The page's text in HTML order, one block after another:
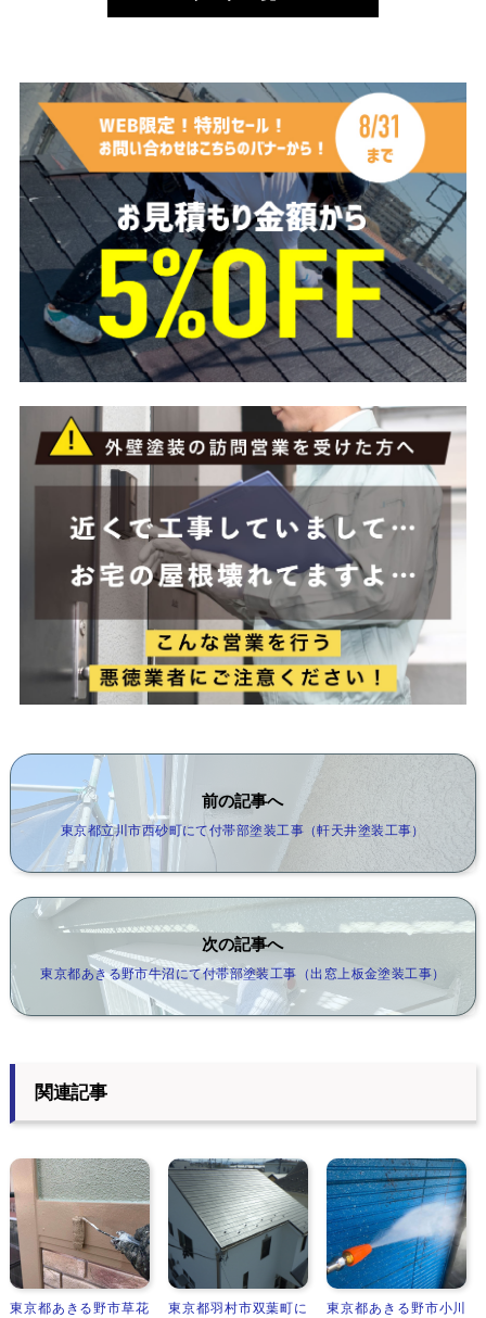
前の記事へ
東京都立川市西砂町にて付帯部塗装工事（軒天井塗装工事）
次の記事へ
東京都あきる野市牛沼にて付帯部塗装工事（出窓上板金塗装工事）
関連記事
東京都あきる野市草花
東京都羽村市双葉町に
東京都あきる野市小川